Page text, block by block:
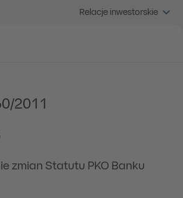
Relacje inwestorskie
2011
zmian Statutu PKO Banku